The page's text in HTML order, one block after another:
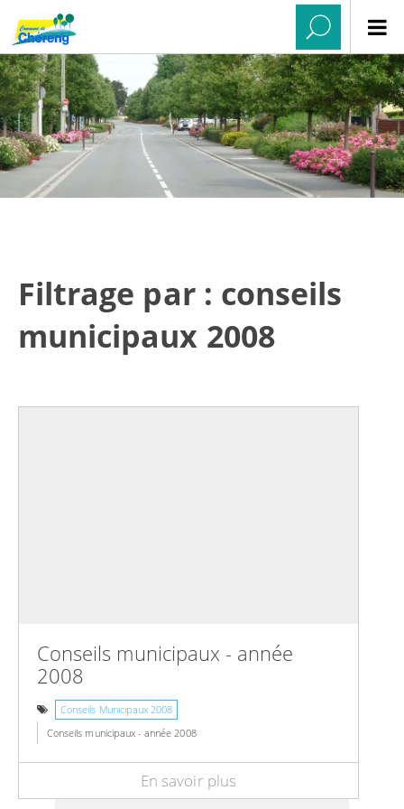
Filtrage par : conseils
municipaux 2008
Conseils municipaux - année
2008
Conseils Municipaux 2008
Conseils municipaux - année 2008
En savoir plus